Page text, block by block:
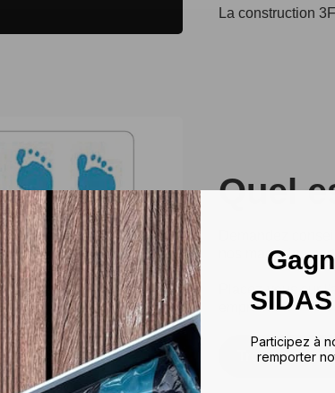
La construction
Quel
Demandez
nos magasins
Placez-vous sur
empreinte.
Trouver un
Participez à
remporter